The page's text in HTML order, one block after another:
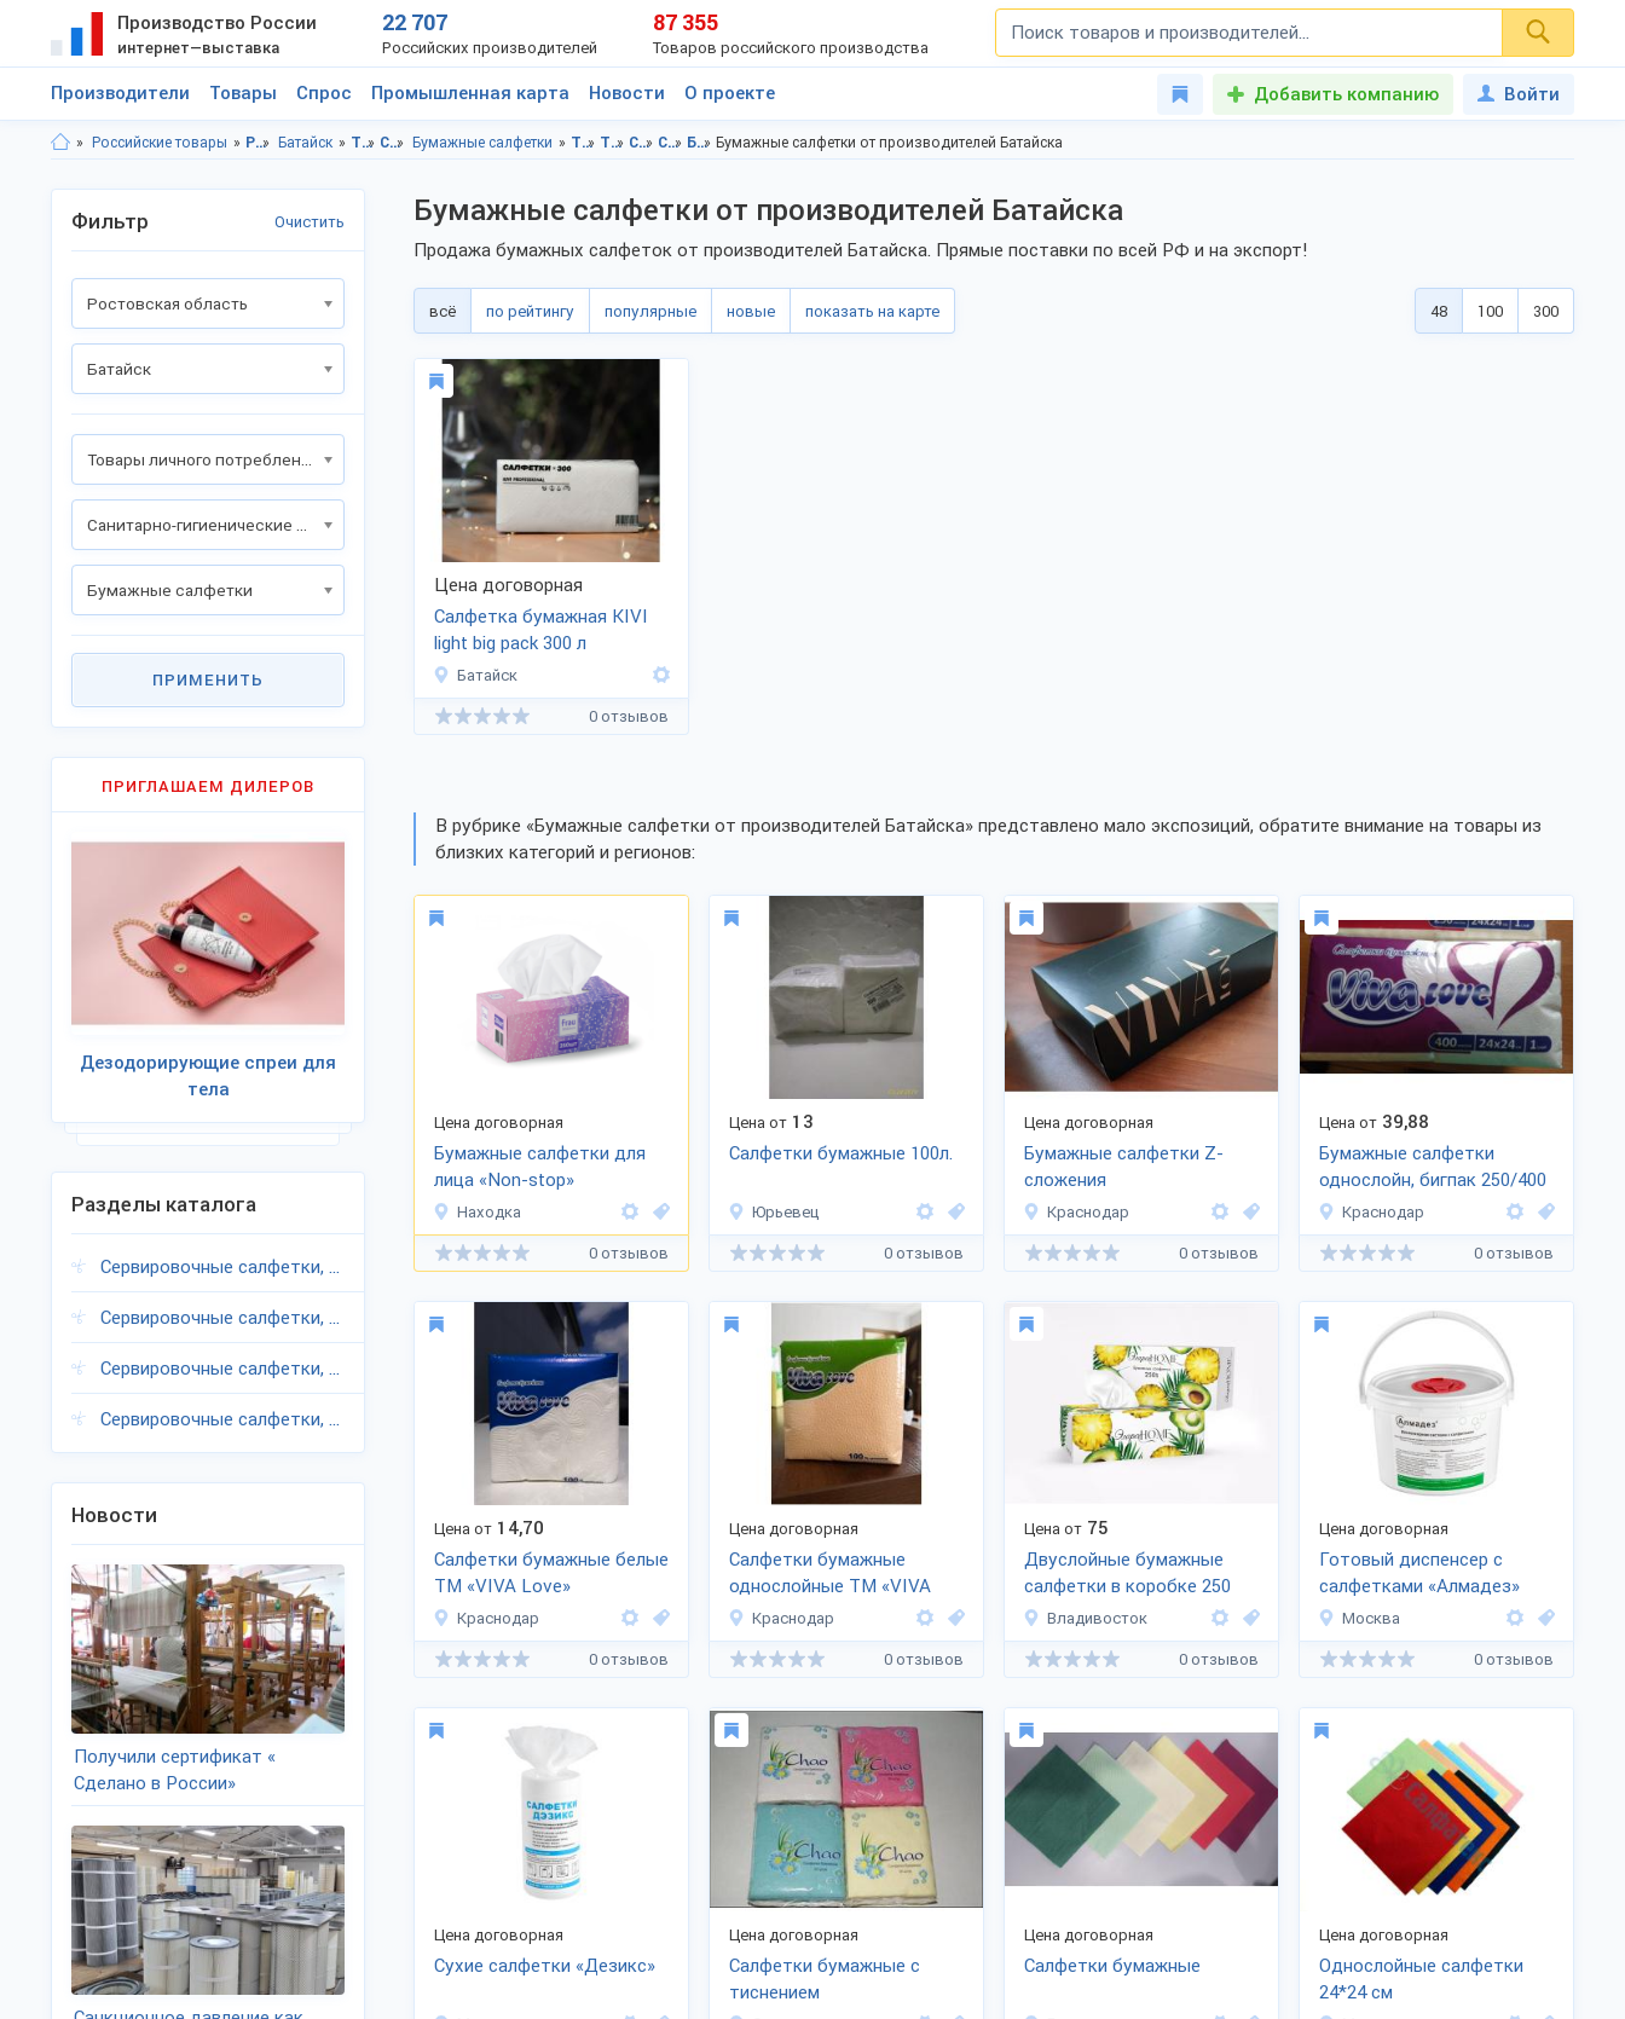
Производство России
интернет—выставка
22 707
Российских производителей
87 355
Товаров российского производства
Производители Товары Спрос Промышленная карта Новости О проекте Добавить компанию Войти
Российские товары Ростовская область Батайск Товары личного потребления Санитарно-гигиенические товары Бумажные салфетки Товары личного потребления, Ростовская область Товары личного потребления, Батайск Санитарно-гигиенические товары, Ростовская область Санитарно-гигиенические товары, Батайск Бумажные салфетки, Ростовская область Бумажные салфетки от производителей Батайска
Бумажные салфетки от производителей Батайска
Продажа бумажных салфеток от производителей Батайска. Прямые поставки по всей РФ и на экспорт!
всё по рейтингу популярные новые показать на карте 48 100 300
Цена договорная
Салфетка бумажная KIVI
light big pack 300 л
Батайск
0 отзывов
В рубрике «Бумажные салфетки от производителей Батайска» представлено мало экспозиций, обратите внимание на товары из
близких категорий и регионов:
Цена договорная
Бумажные салфетки для
лица «Non-stop»
Находка
0 отзывов
Цена от 13
Салфетки бумажные 100л.
Юрьевец
0 отзывов
Цена договорная
Бумажные салфетки Z-
сложения
Краснодар
0 отзывов
Цена от 39,88
Бумажные салфетки
однослойн, бигпак 250/400
листов
Краснодар
0 отзывов
Цена от 14,70
Салфетки бумажные белые
ТМ «VIVA Love»
Краснодар
0 отзывов
Цена договорная
Салфетки бумажные
однослойные ТМ «VIVA
Love»Краснодар
0 отзывов
Цена от 75
Двуслойные бумажные
салфетки в коробке 250
шт.Владивосток
0 отзывов
Цена договорная
Готовый диспенсер с
салфетками «Алмадез»
Москва
0 отзывов
Цена договорная
Сухие салфетки «Дезикс»
Цена договорная
Салфетки бумажные с
тиснением
Цена договорная
Салфетки бумажные
Цена договорная
Однослойные салфетки
24*24 см
Фильтр Очистить
Ростовская область
Батайск
Бумажные салфетки
ПРИМЕНИТЬ
ПРИГЛАШАЕМ ДИЛЕРОВ
Дезодорирующие спреи для
тела
Разделы каталога
Сервировочные салфетки, Ростовская область
Сервировочные салфетки, Ростовская область
Сервировочные салфетки, Ростовская область
Сервировочные салфетки, Ростовская область
Новости
Получили сертификат «
Сделано в России»